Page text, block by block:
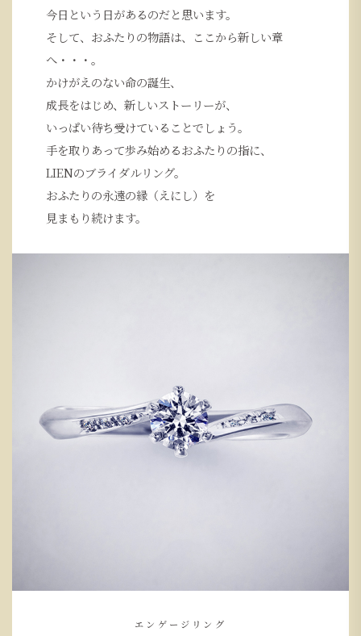
今日という日があるのだと思います。
そして、おふたりの物語は、ここから新しい章
へ・・・。
かけがえのない命の誕生、
成長をはじめ、新しいストーリーが、
いっぱい待ち受けていることでしょう。
手を取りあって歩み始めるおふたりの指に、
LIENのブライダルリング。
おふたりの永遠の縁（えにし）を
見まもり続けます。
エンゲージリング